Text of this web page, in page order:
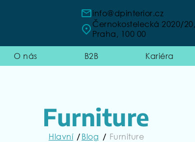
info@dpinterior.cz
Černokostelecká 2020/20,
Praha, 100 00
O nás B2B Kariéra
Furniture
Hlavní / Blog / Furniture